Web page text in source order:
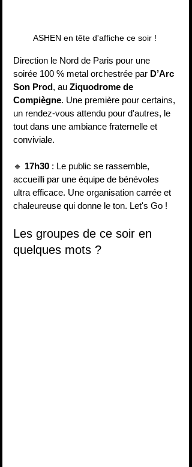
ASHEN en tête d'affiche ce soir !
Direction le Nord de Paris pour une
soirée 100 % metal orchestrée par D’Arc
Son Prod, au Ziquodrome de
Compiègne. Une première pour certains,
un rendez-vous attendu pour d'autres, le
tout dans une ambiance fraternelle et
conviviale.
🔹 17h30 : Le public se rassemble,
accueilli par une équipe de bénévoles
ultra efficace. Une organisation carrée et
chaleureuse qui donne le ton. Let's Go !
Les groupes de ce soir en
quelques mots ?